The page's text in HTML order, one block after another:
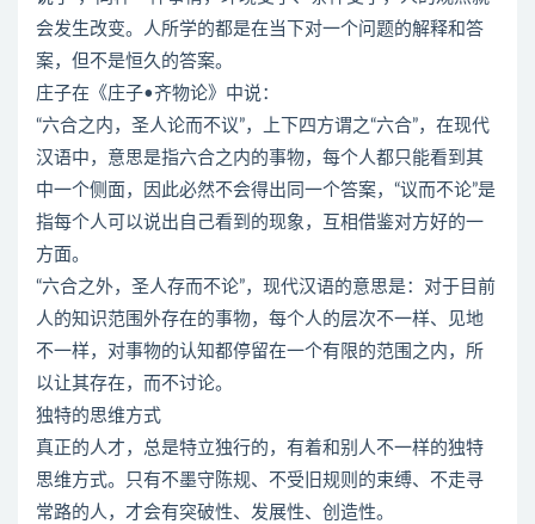
会发生改变。人所学的都是在当下对一个问题的解释和答
案，但不是恒久的答案。
庄子在《庄子•齐物论》中说：
“六合之内，圣人论而不议”，上下四方谓之“六合”，在现代
汉语中，意思是指六合之内的事物，每个人都只能看到其
中一个侧面，因此必然不会得出同一个答案，“议而不论”是
指每个人可以说出自己看到的现象，互相借鉴对方好的一
方面。
“六合之外，圣人存而不论”，现代汉语的意思是：对于目前
人的知识范围外存在的事物，每个人的层次不一样、见地
不一样，对事物的认知都停留在一个有限的范围之内，所
以让其存在，而不讨论。
独特的思维方式
真正的人才，总是特立独行的，有着和别人不一样的独特
思维方式。只有不墨守陈规、不受旧规则的束缚、不走寻
常路的人，才会有突破性、发展性、创造性。